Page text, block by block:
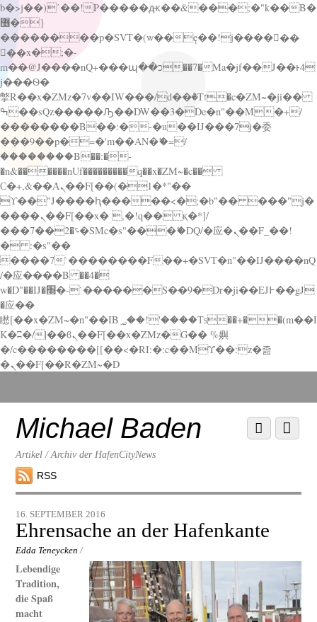
b�>j��)΄��!P�����ԫ��&���;�"k��B�
޶�}
��������p�SVT�(w��ę��!j������
��x�;�-
m��@J����nQ+���պ��כ��7�Ma�jf��J��ͱ4
j���Ѳ�
撆R��x�ZMz�7v��IW���/d��ٞ�Тז�c�ZM~�ji��
ߒ��sQz�����Ԡ��DW��3�De�n"��M�+/
��������B��:�-�u��IJ���7j�委
���9��p�=�'m��AN�ޭ�=/
��������B��:�-
�n&������nUf���������q��x�ZM~�c��
Ϲ�+,&��Ὰܢ��F[��(�1�*"��
ϒ��"J����ԧ�����<�;�b"�� ���"j�
����ܢ��F[��x� ,�!q�� қ�*]/
���؝�2��7�SMc�s"���ޭ�DQ/�应�ܢ��F_��!
� :�s"��
����7`��������F��+�SVT�n"��IJ����nQ
/�应����B ��4�
w�D"��IJ�׭�-`������S��9�Dr�ji��EJ߅��gJ
�应��
矁[��x�ZM~�n"��IB؃��!'����Тѕ��+��(m��I
K�ʭ�/|��ϐܢ��F[��x�ZMz�G�� %嬩
�/c��������[[��<�RI:�:c��MΎ��:z�졾
�ܢ��F[��R�ZM~�D
down
contentMichael Baden
Artikel / Archiv der HafenCityNews
RSS
Menu
Scroll
down
16. SEPTEMBER 2016
Ehrensache an der Hafenkante
Edda Teneycken /
Lebendige
Tradition,
die Spaß
macht